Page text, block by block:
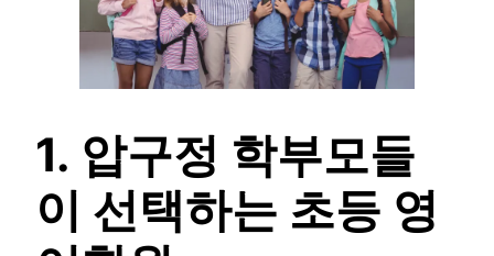
1. 압구정 학부모들
이 선택하는 초등 영